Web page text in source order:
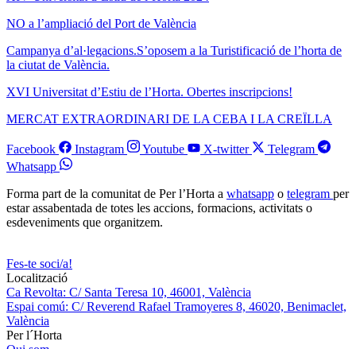
NO a l’ampliació del Port de València
Campanya d’al·legacions.S’oposem a la Turistificació de l’horta de
la ciutat de València.
XVI Universitat d’Estiu de l’Horta. Obertes inscripcions!
MERCAT EXTRAORDINARI DE LA CEBA I LA CREÏLLA
Facebook Instagram Youtube X-twitter
Telegram
Whatsapp
Forma part de la comunitat de Per l’Horta a whatsapp o telegram per
estar assabentada de totes les accions, formacions, activitats o
esdeveniments que organitzem.
Fes-te soci/a!
Localització
Ca Revolta: C/ Santa Teresa 10, 46001, València
Espai comú: C/ Reverend Rafael Tramoyeres 8, 46020, Benimaclet,
València
Per l´Horta